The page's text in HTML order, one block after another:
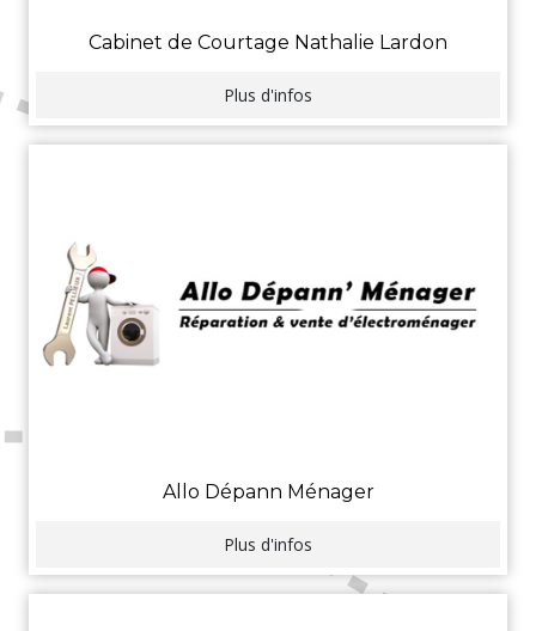
Cabinet de Courtage Nathalie Lardon
Plus d'infos
Allo Dépann Ménager
Plus d'infos